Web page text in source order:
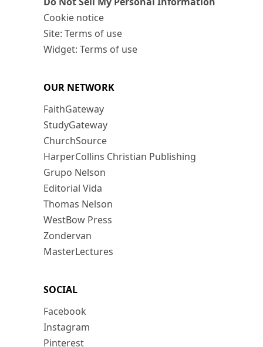
Cookie notice
Site: Terms of use
Widget: Terms of use
OUR NETWORK
FaithGateway
StudyGateway
ChurchSource
HarperCollins Christian Publishing
Grupo Nelson
Editorial Vida
Thomas Nelson
WestBow Press
Zondervan
MasterLectures
SOCIAL
Facebook
Instagram
Pinterest